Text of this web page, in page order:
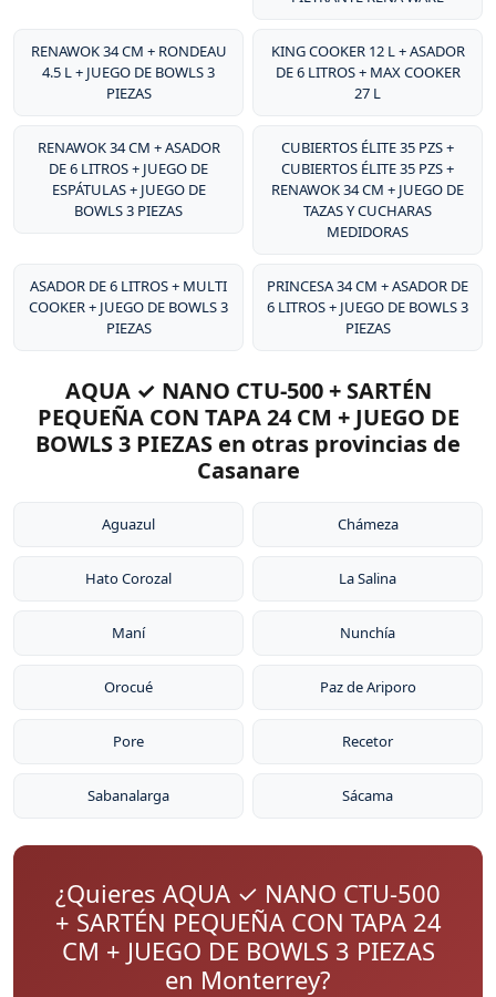
RENAWOK 34 CM + RONDEAU
4.5 L + JUEGO DE BOWLS 3
PIEZAS
KING COOKER 12 L + ASADOR
DE 6 LITROS + MAX COOKER
27 L
RENAWOK 34 CM + ASADOR
DE 6 LITROS + JUEGO DE
ESPÁTULAS + JUEGO DE
BOWLS 3 PIEZAS
CUBIERTOS ÉLITE 35 PZS +
CUBIERTOS ÉLITE 35 PZS +
RENAWOK 34 CM + JUEGO DE
TAZAS Y CUCHARAS
MEDIDORAS
ASADOR DE 6 LITROS + MULTI
COOKER + JUEGO DE BOWLS 3
PIEZAS
PRINCESA 34 CM + ASADOR DE
6 LITROS + JUEGO DE BOWLS 3
PIEZAS
AQUA ✓ NANO CTU-500 + SARTÉN
PEQUEÑA CON TAPA 24 CM + JUEGO DE
BOWLS 3 PIEZAS en otras provincias de
Casanare
Aguazul Chámeza
Hato Corozal La Salina
Maní Nunchía
Orocué Paz de Ariporo
Pore Recetor
Sabanalarga Sácama
¿Quieres AQUA ✓ NANO CTU-500
+ SARTÉN PEQUEÑA CON TAPA 24
CM + JUEGO DE BOWLS 3 PIEZAS
en Monterrey?